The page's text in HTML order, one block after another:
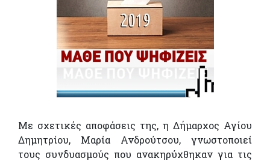
Με σχετικές αποφάσεις της, η Δήμαρχος Αγίου
Δημητρίου, Μαρία Ανδρούτσου, γνωστοποιεί
τους συνδυασμούς που ανακηρύχθηκαν για τις